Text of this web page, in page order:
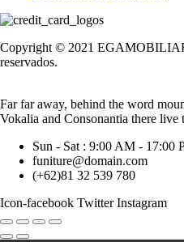
Copyright © 2021
reservados.
Far far away, behind the word
Vokalia and Consonantia there live
Sun - Sat : 9:00 AM - 17:00
funiture@domain.com
(+62)81 32 539 780
Icon-facebook Twitter Instagram